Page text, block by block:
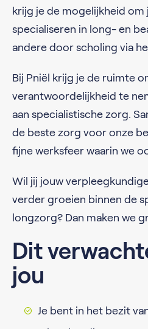
krijg je de mogelijkheid om
specialiseren in long- en
andere door scholing via
Bij Pniël krijg je de ruimte
verantwoordelijkheid te
aan specialistische zorg.
de beste zorg voor onze
fijne werksfeer waarin we
Wil jij jouw
verder groeien binnen de
longzorg? Dan maken we
Dit
jou
Je bent in het bezit